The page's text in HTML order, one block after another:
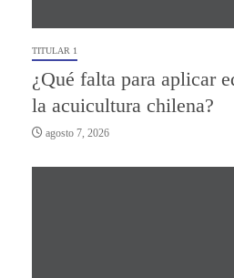
TITULAR 1
¿Qué falta para aplicar
la acuicultura chilena?
agosto 7, 2026